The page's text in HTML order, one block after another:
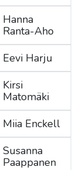
Hanna
Ranta-Aho
Eevi Harju
Kirsi
Matomäki
Miia Enckell
Susanna
Paappanen